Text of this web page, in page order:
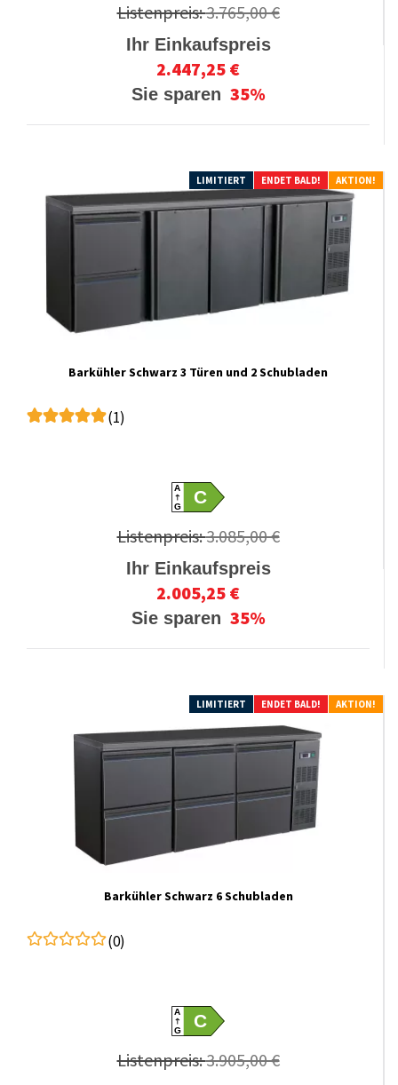
Listenpreis:3.765,00 €
Ihr Einkaufspreis
2.447,25 €
Sie sparen 35%
LIMITIERT ENDET BALD! AKTION!
Barkühler Schwarz 3 Türen und 2 Schubladen
(1)
A
GC
Listenpreis:3.085,00 €
Ihr Einkaufspreis
2.005,25 €
Sie sparen 35%
LIMITIERT ENDET BALD! AKTION!
Barkühler Schwarz 6 Schubladen
(0)
A
GC
Listenpreis:3.905,00 €